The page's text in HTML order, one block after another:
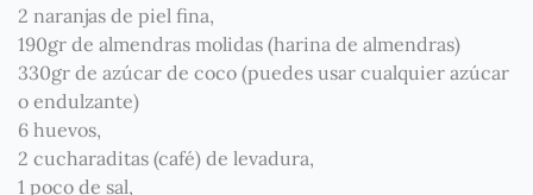
2 naranjas de piel fina,
190gr de almendras molidas (harina de almendras)
330gr de azúcar de coco (puedes usar cualquier azúcar
o endulzante)
6 huevos,
2 cucharaditas (café) de levadura,
1 poco de sal,